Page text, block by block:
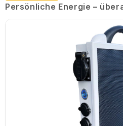
Persönliche Energie –